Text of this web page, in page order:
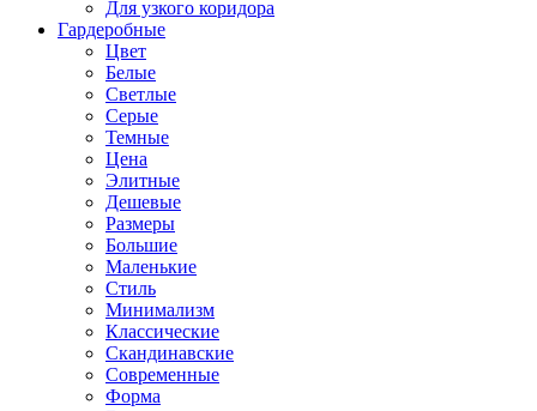
Для узкого коридора
Гардеробные
Цвет
Белые
Светлые
Серые
Темные
Цена
Элитные
Дешевые
Размеры
Большие
Маленькие
Стиль
Минимализм
Классические
Скандинавские
Современные
Форма